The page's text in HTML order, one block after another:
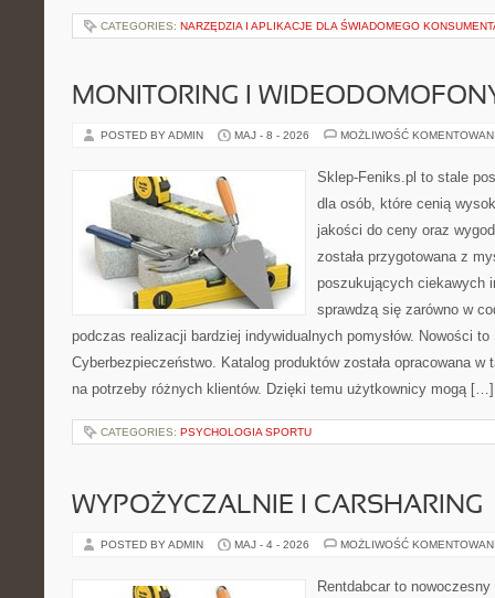
CATEGORIES: NARZĘDZIA I APLIKACJE DLA ŚWIADOMEGO
MONITORING I
POSTED BY ADMIN MAJ - 8 - 2026 MOŻLIWOŚĆ
Sklep-Feniks.pl to stale
dla osób, które cenią
jakości do ceny oraz
została przygotowana z
poszukujących ciekawych
sprawdzą się zarówno w
podczas realizacji bardziej indywidualnych pomysłów. Nowości
Cyberbezpieczeństwo. Katalog produktów została opracowana w
na potrzeby różnych klientów. Dzięki temu użytkownicy mogą […]
CATEGORIES: PSYCHOLOGIA SPORTU
WYPOŻYCZALNIE I CARSHARING
POSTED BY ADMIN MAJ - 4 - 2026 MOŻLIWOŚĆ
Rentdabcar to